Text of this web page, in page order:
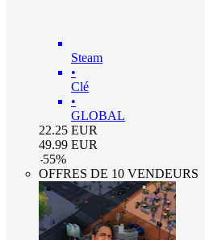
Steam
•
Clé
•
GLOBAL
22.25 EUR
49.99 EUR
-55%
OFFRES DE 10 VENDEURS